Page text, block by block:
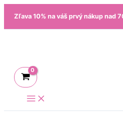
Preskočiť
obsah
Zľava 10% na váš prvý nákup nad